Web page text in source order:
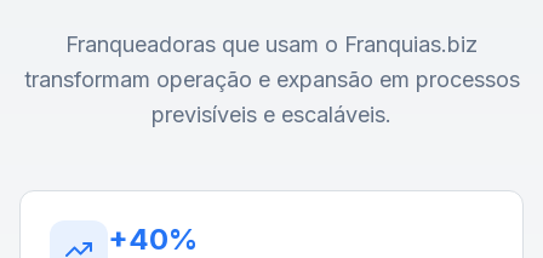
Franqueadoras que usam o Franquias.biz
transformam operação e expansão em processos
previsíveis e escaláveis.
+40%